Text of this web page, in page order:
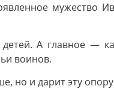
мужество
А главное —
воинов.
но и дарит эту